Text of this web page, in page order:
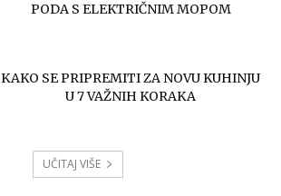
PODA S ELEKTRIČNIM MOPOM
KAKO SE PRIPREMITI ZA NOVU KUHINJU
U 7 VAŽNIH KORAKA
UČITAJ VIŠE